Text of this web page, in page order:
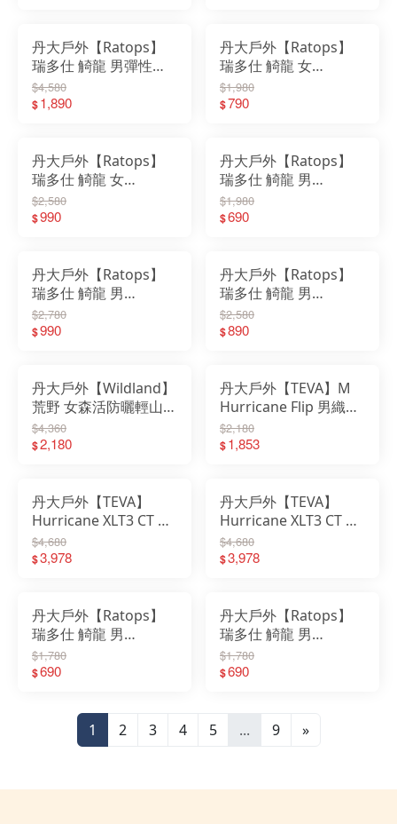
丹大戶外【Ratops】
瑞多仕 觭龍 男彈性快
乾長褲(二側拉鍊口袋)
｜長褲｜彈性｜
$4,580
$1,890
丹大戶外【Ratops】
瑞多仕 觭龍 女
Coolmax 圓領(薄長袖)
｜上衣｜衣服｜短袖｜
$1,980
$790
丹大戶外【Ratops】
瑞多仕 觭龍 女
Coolmax 翻領
POLO(協配)｜上衣｜
$2,580
$990
丹大戶外【Ratops】
瑞多仕 觭龍 男
Coolmax 圓領(爬線)｜
上衣｜衣服｜短袖｜圓
$1,980
$690
丹大戶外【Ratops】
瑞多仕 觭龍 男
Coolmax 翻領
POLO(拉鍊爬線)｜上
$2,780
$990
丹大戶外【Ratops】
瑞多仕 觭龍 男
Coolmax POLO(門襟
出芽)｜上衣｜衣服｜
$2,580
$890
丹大戶外【Wildland】
荒野 女森活防曬輕山旅
蚊離機能外套 0B51901
｜外套｜防蚊｜快乾｜
$4,360
$2,180
丹大戶外【TEVA】M
Hurricane Flip 男織帶
運動拖鞋 TV1169492│
涼鞋│拖鞋│休閒鞋│運
$2,180
$1,853
丹大戶外【TEVA】
Hurricane XLT3 CT 男
護趾機能運動涼鞋
TV1173721│涼鞋│休
$4,680
$3,978
丹大戶外【TEVA】
Hurricane XLT3 CT 女
護趾機能運動涼鞋
TV1173723│涼鞋│休
$4,680
$3,978
丹大戶外【Ratops】
瑞多仕 觭龍 男
Coolmax 圓領(爬線)
DB-8991｜短袖｜上衣
$1,780
$690
丹大戶外【Ratops】
瑞多仕 觭龍 男
Coolmax 圓領(爬線)｜
短袖｜上衣｜快乾｜吸
$1,780
$690
1 2 3 4 5 ... 9 »